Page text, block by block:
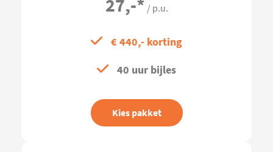
27,-* / p.u.
€ 440,- korting
40 uur bijles
Kies pakket